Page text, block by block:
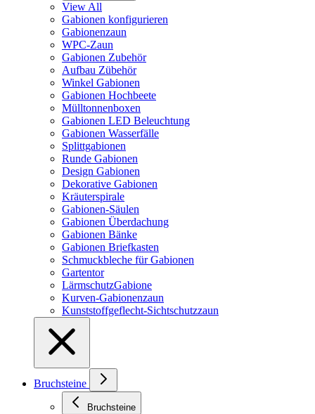
View All
Gabionen konfigurieren
Gabionenzaun
WPC-Zaun
Gabionen Zubehör
Aufbau Zübehör
Winkel Gabionen
Gabionen Hochbeete
Mülltonnenboxen
Gabionen LED Beleuchtung
Gabionen Wasserfälle
Splittgabionen
Runde Gabionen
Design Gabionen
Dekorative Gabionen
Kräuterspirale
Gabionen-Säulen
Gabionen Überdachung
Gabionen Bänke
Gabionen Briefkasten
Schmuckbleche für Gabionen
Gartentor
LärmschutzGabione
Kurven-Gabionenzaun
Kunststoffgeflecht-Sichtschutzzaun
Bruchsteine
Bruchsteine